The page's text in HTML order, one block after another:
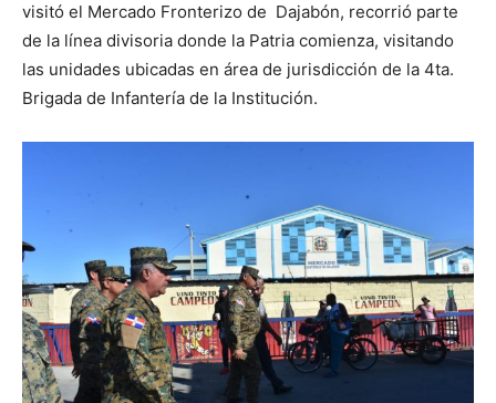
visitó el Mercado Fronterizo de Dajabón, recorrió parte
de la línea divisoria donde la Patria comienza, visitando
las unidades ubicadas en área de jurisdicción de la 4ta.
Brigada de Infantería de la Institución.